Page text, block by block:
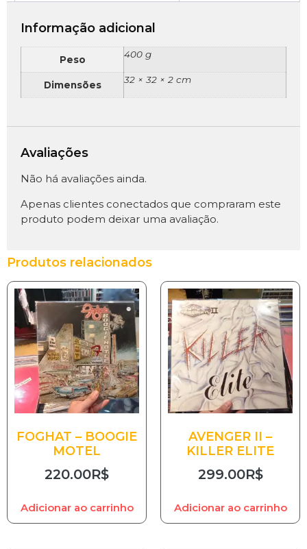
Informação adicional
Peso 400 g
Dimensões 32 × 32 × 2 cm
Avaliações
Não há avaliações ainda.
Apenas clientes conectados que compraram este
produto podem deixar uma avaliação.
Produtos relacionados
FOGHAT – BOOGIE
MOTEL
220.00R$
Adicionar ao carrinho
AVENGER II –
KILLER ELITE
299.00R$
Adicionar ao carrinho